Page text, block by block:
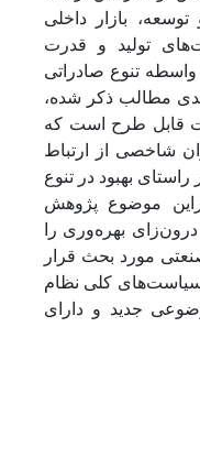
بازار داخلی
تولید و قدرت
واسطه تنوع صادراتی
مطالب ذکر شده،
قابل طرح است که
شاخصی از ارتباط
بهبود در تنوع
موضوع پژوهش
بهره‌وری را
مورد بحث قرار
سیاست‌های کلی نظام
جدید و دارای